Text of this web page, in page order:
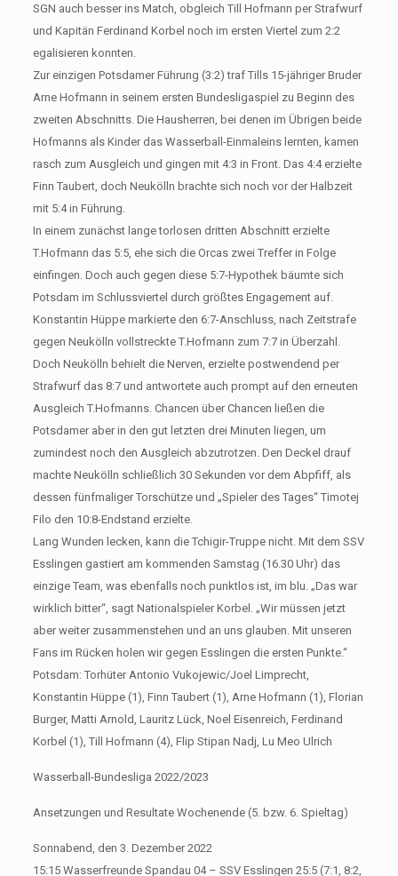
SGN auch besser ins Match, obgleich Till Hofmann per Strafwurf
und Kapitän Ferdinand Korbel noch im ersten Viertel zum 2:2
egalisieren konnten.
Zur einzigen Potsdamer Führung (3:2) traf Tills 15-jähriger Bruder
Arne Hofmann in seinem ersten Bundesligaspiel zu Beginn des
zweiten Abschnitts. Die Hausherren, bei denen im Übrigen beide
Hofmanns als Kinder das Wasserball-Einmaleins lernten, kamen
rasch zum Ausgleich und gingen mit 4:3 in Front. Das 4:4 erzielte
Finn Taubert, doch Neukölln brachte sich noch vor der Halbzeit
mit 5:4 in Führung.
In einem zunächst lange torlosen dritten Abschnitt erzielte
T.Hofmann das 5:5, ehe sich die Orcas zwei Treffer in Folge
einfingen. Doch auch gegen diese 5:7-Hypothek bäumte sich
Potsdam im Schlussviertel durch größtes Engagement auf.
Konstantin Hüppe markierte den 6:7-Anschluss, nach Zeitstrafe
gegen Neukölln vollstreckte T.Hofmann zum 7:7 in Überzahl.
Doch Neukölln behielt die Nerven, erzielte postwendend per
Strafwurf das 8:7 und antwortete auch prompt auf den erneuten
Ausgleich T.Hofmanns. Chancen über Chancen ließen die
Potsdamer aber in den gut letzten drei Minuten liegen, um
zumindest noch den Ausgleich abzutrotzen. Den Deckel drauf
machte Neukölln schließlich 30 Sekunden vor dem Abpfiff, als
dessen fünfmaliger Torschütze und „Spieler des Tages“ Timotej
Filo den 10:8-Endstand erzielte.
Lang Wunden lecken, kann die Tchigir-Truppe nicht. Mit dem SSV
Esslingen gastiert am kommenden Samstag (16.30 Uhr) das
einzige Team, was ebenfalls noch punktlos ist, im blu. „Das war
wirklich bitter“, sagt Nationalspieler Korbel. „Wir müssen jetzt
aber weiter zusammenstehen und an uns glauben. Mit unseren
Fans im Rücken holen wir gegen Esslingen die ersten Punkte.“
Potsdam: Torhüter Antonio Vukojewic/Joel Limprecht,
Konstantin Hüppe (1), Finn Taubert (1), Arne Hofmann (1), Florian
Burger, Matti Arnold, Lauritz Lück, Noel Eisenreich, Ferdinand
Korbel (1), Till Hofmann (4), Flip Stipan Nadj, Lu Meo Ulrich
Wasserball-Bundesliga 2022/2023
Ansetzungen und Resultate Wochenende (5. bzw. 6. Spieltag)
Sonnabend, den 3. Dezember 2022
15:15 Wasserfreunde Spandau 04 – SSV Esslingen 25:5 (7:1, 8:2,